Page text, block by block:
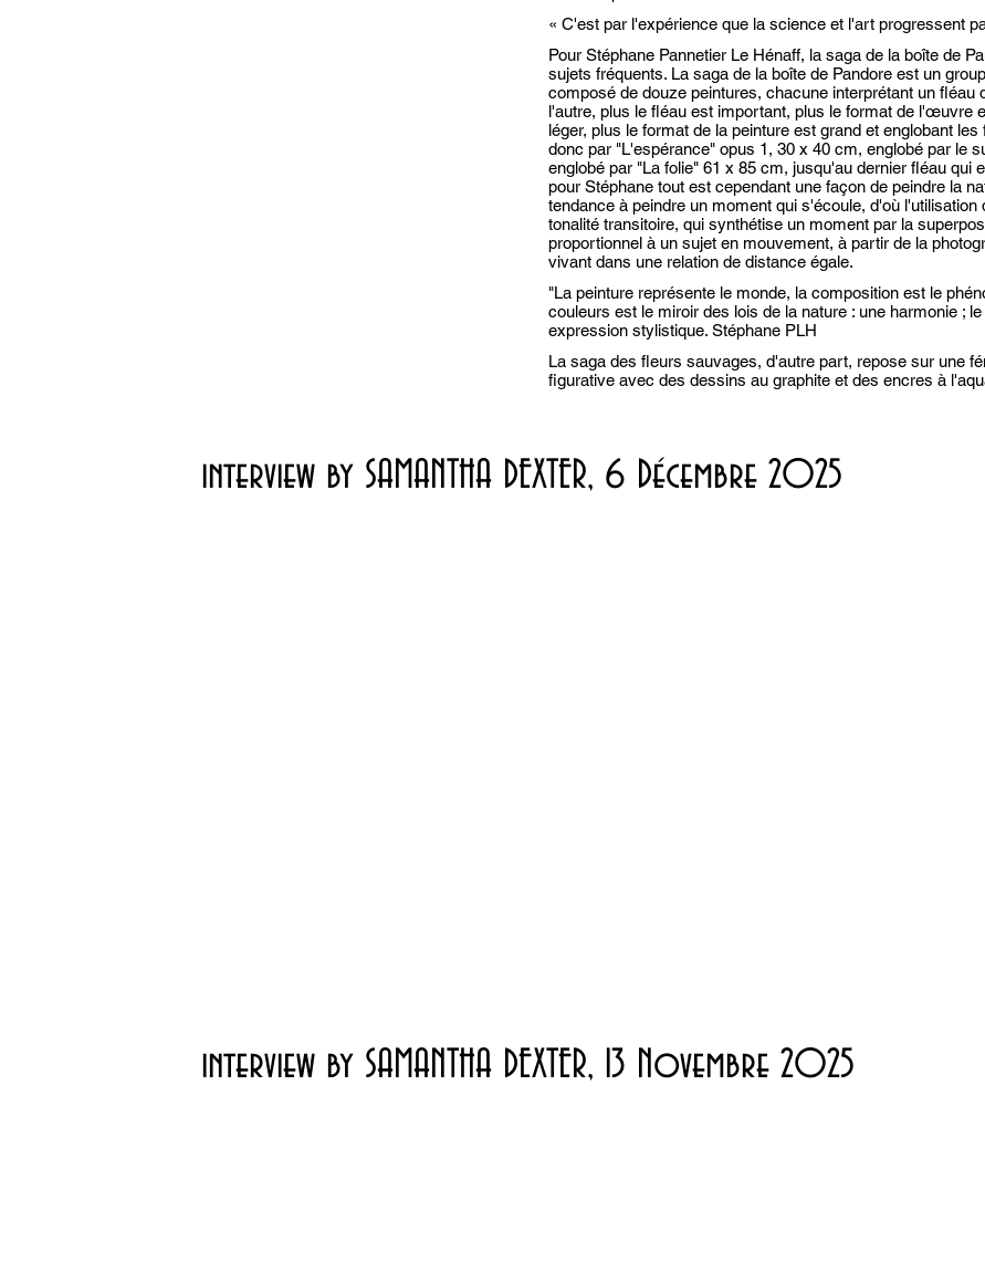
« C'est par l'expérience que la science et l'art progressent
Pour Stéphane Pannetier Le Hénaff, la saga de la boîte de
sujets fréquents. La saga de la boîte de Pandore est un
composé de douze peintures, chacune interprétant un fléau
l'autre, plus le fléau est important, plus le format de l'œuvre
léger, plus le format de la peinture est grand et englobant
donc par "L'espérance" opus 1, 30 x 40 cm, englobé par le
englobé par "La folie" 61 x 85 cm, jusqu'au dernier fléau qui
pour Stéphane tout est cependant une façon de peindre la
tendance à peindre un moment qui s'écoule, d'où
tonalité transitoire, qui synthétise un moment par la
proportionnel à un sujet en mouvement, à partir de la
vivant dans une relation de distance égale.
"La peinture représente le monde, la composition est le
couleurs est le miroir des lois de la nature : une harmonie ;
expression stylistique. Stéphane PLH
La saga des fleurs sauvages, d'autre part, repose sur une
figurative avec des dessins au graphite et des encres à
interview by SAMANTHA DEXTER, 6 Décembre 2025
interview by SAMANTHA DEXTER, 13 Novembre 2025